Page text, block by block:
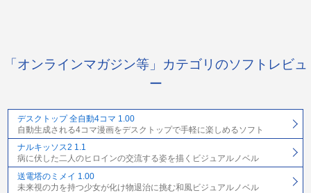
「オンラインマガジン等」カテゴリのソフトレビュ
ー
デスクトップ 全自動4コマ 1.00
自動生成される4コマ漫画をデスクトップで手軽に楽しめるソフト
ナルキッソス2 1.1
病に伏した二人のヒロインの交流する姿を描くビジュアルノベル
送電塔のミメイ 1.00
未来視の力を持つ少女が化け物退治に挑む和風ビジュアルノベル